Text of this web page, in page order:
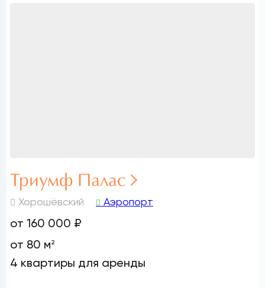
Триумф Палас
Хорошёвский Аэропорт
от 160 000 ₽
от 80 м 2
4 квартиры для аренды